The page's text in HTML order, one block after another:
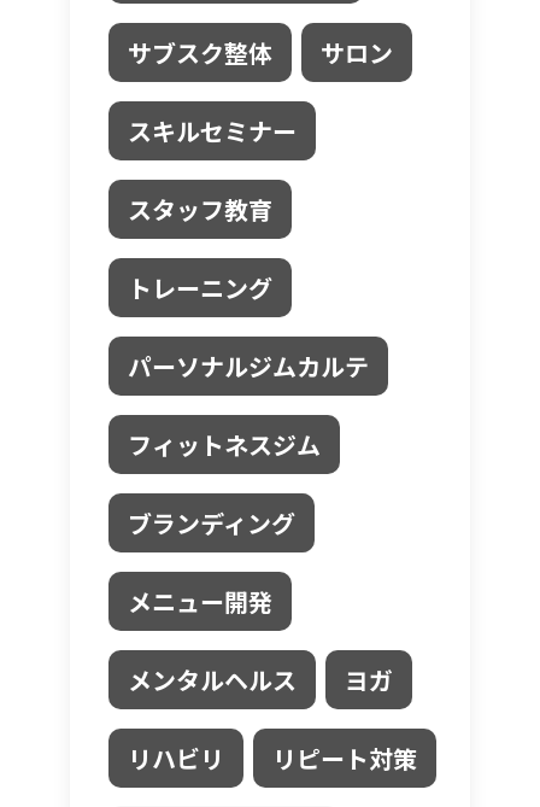
サブスク整体 サロン
スキルセミナー
スタッフ教育
トレーニング
パーソナルジムカルテ
フィットネスジム
ブランディング
メニュー開発
メンタルヘルス ヨガ
リハビリ リピート対策